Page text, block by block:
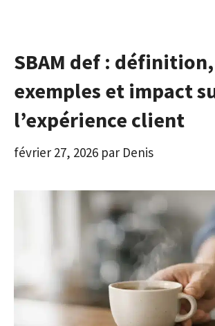
SBAM def : définition,
exemples et impact
l’expérience client
février 27, 2026 par Denis